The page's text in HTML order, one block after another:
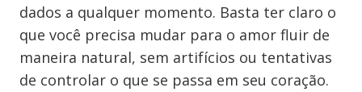
dados a qualquer momento. Basta ter claro o
que você precisa mudar para o amor fluir de
maneira natural, sem artifícios ou tentativas
de controlar o que se passa em seu coração.